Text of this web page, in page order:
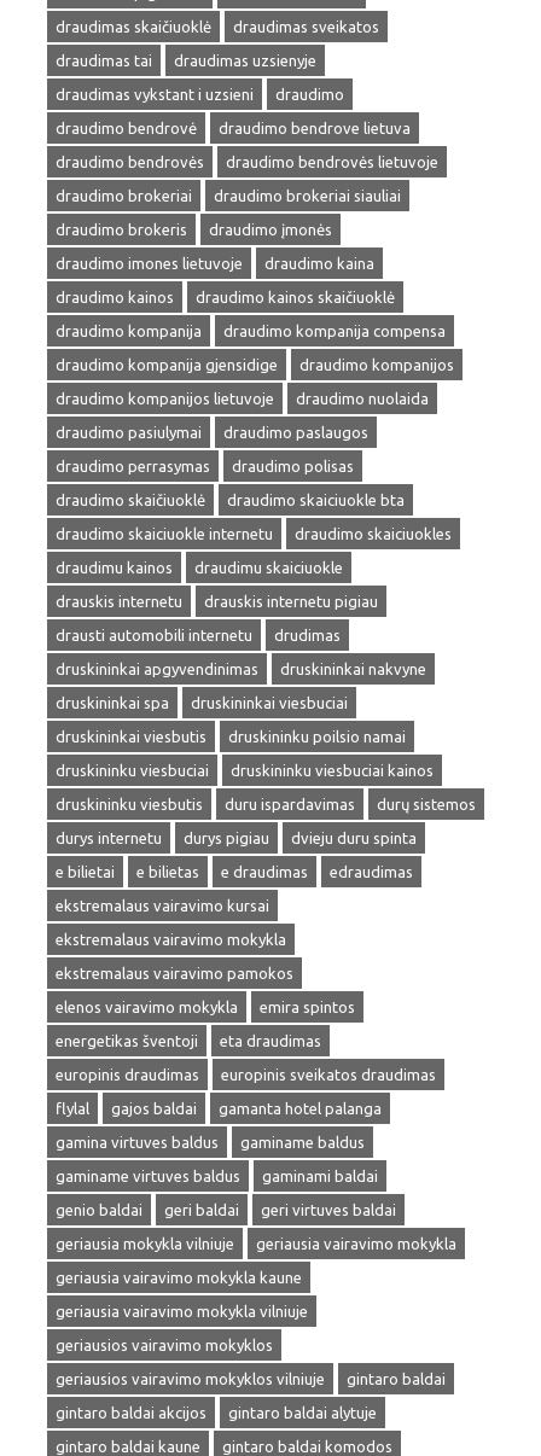
draudimas skaičiuoklė
draudimas sveikatos
draudimas tai
draudimas uzsienyje
draudimas vykstant i uzsieni
draudimo
draudimo bendrovė
draudimo bendrove lietuva
draudimo bendrovės
draudimo bendrovės lietuvoje
draudimo brokeriai
draudimo brokeriai siauliai
draudimo brokeris
draudimo įmonės
draudimo imones lietuvoje
draudimo kaina
draudimo kainos
draudimo kainos skaičiuoklė
draudimo kompanija
draudimo kompanija compensa
draudimo kompanija gjensidige
draudimo kompanijos
draudimo kompanijos lietuvoje
draudimo nuolaida
draudimo pasiulymai
draudimo paslaugos
draudimo perrasymas
draudimo polisas
draudimo skaičiuoklė
draudimo skaiciuokle bta
draudimo skaiciuokle internetu
draudimo skaiciuokles
draudimu kainos
draudimu skaiciuokle
drauskis internetu
drauskis internetu pigiau
drausti automobili internetu
drudimas
druskininkai apgyvendinimas
druskininkai nakvyne
druskininkai spa
druskininkai viesbuciai
druskininkai viesbutis
druskininku poilsio namai
druskininku viesbuciai
druskininku viesbuciai kainos
druskininku viesbutis
duru ispardavimas
durų sistemos
durys internetu
durys pigiau
dvieju duru spinta
e bilietai
e bilietas e draudimas
edraudimas
ekstremalaus vairavimo kursai
ekstremalaus vairavimo mokykla
ekstremalaus vairavimo pamokos
elenos vairavimo mokykla
emira spintos
energetikas šventoji
eta draudimas
europinis draudimas
europinis sveikatos draudimas
flylal
gajos baldai
gamanta hotel palanga
gamina virtuves baldus
gaminame baldus
gaminame virtuves baldus
gaminami baldai
genio baldai
geri baldai
geri virtuves baldai
geriausia mokykla vilniuje
geriausia vairavimo mokykla
geriausia vairavimo mokykla kaune
geriausia vairavimo mokykla vilniuje
geriausios vairavimo mokyklos
geriausios vairavimo mokyklos vilniuje
gintaro baldai
gintaro baldai akcijos
gintaro baldai alytuje
gintaro baldai kaune
gintaro baldai komodos